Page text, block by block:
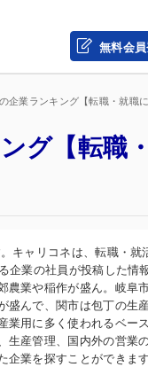
無料会
企業ランキング【転職・就職に
グ【転職
キャリコネは、転職・就
業の社員が投稿した情
業や稲作が盛ん。岐阜
んで、関市は包丁の生
用に多く使われるベー
産管理、国内外の営業
業を探すことができます